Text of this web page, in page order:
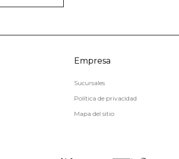
Empresa
Sucursales
Política de privacidad
Mapa del sitio